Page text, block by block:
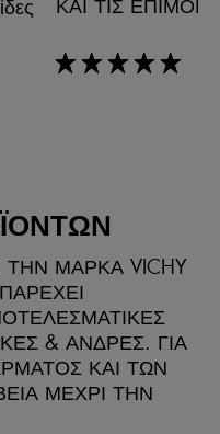
ΚΑΙ ΤΙΣ
rating: 5 out of 5
ΜΑΡΚΑ VICHY
& ΑΝΔΡΕΣ. ΓΙΑ
ΚΑΙ ΤΩΝ
ΜΕΧΡΙ ΤΗΝ